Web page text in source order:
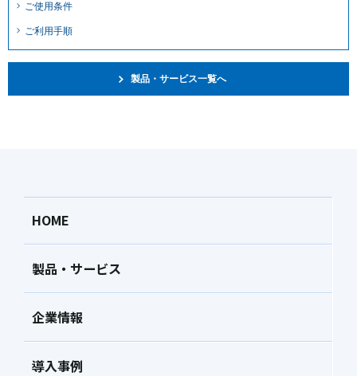
ご使用条件
ご利用手順
製品・サービス一覧へ
HOME
製品・サービス
企業情報
導入事例